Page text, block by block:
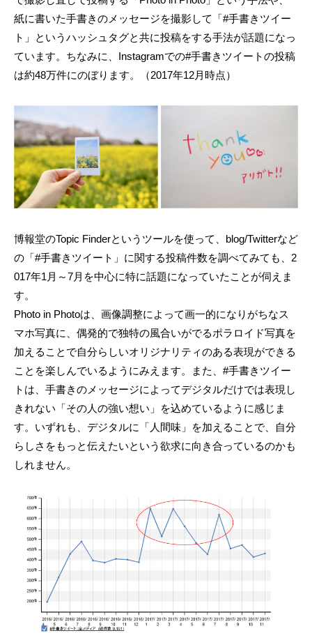
紙に書いた手書きのメッセージを撮影して「#手書きツイー
ト」というハッシュタグと共に投稿をする手法が話題になっ
ています。ちなみに、Instagramでの#手書きツイートの投稿
は約48万件にのぼります。（2017年12月時点）
博報堂のTopic Finderというツールを使って、blog/Twitterなど
の「#手書きツイート」に関する投稿件数を調べてみても、2
017年1月～7月を中心に特に話題になっていたことが伺えま
す。
Photo in Photoは、画像調整によって画一的になりがちなス
マホ写真に、偶発的で独特の風合いがでるポラロイド写真を
加えることで自分らしいオリジナリティのある表現ができる
ことを楽しんでいるようにみえます。また、#手書きツイー
トは、手書きのメッセージによってデジタルだけでは表現し
きれない「その人の強い想い」を込めているように感じま
す。いずれも、デジタルに「人間味」を加えることで、自分
らしさをもっと伝えたいという欲求に向き合っているのかも
しれません。